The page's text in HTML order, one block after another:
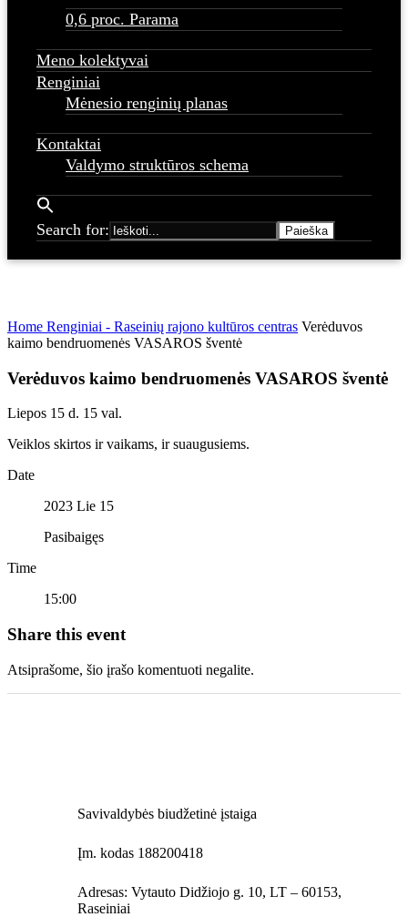
0,6 proc. Parama
Meno kolektyvai
Renginiai
Mėnesio renginių planas
Kontaktai
Valdymo struktūros schema
Search for:
Home Renginiai - Raseinių rajono kultūros centras Verėduvos
kaimo bendruomenės VASAROS šventė
Verėduvos kaimo bendruomenės VASAROS šventė
Liepos 15 d. 15 val.
Veiklos skirtos ir vaikams, ir suaugusiems.
Date
2023 Lie 15
Pasibaigęs
Time
15:00
Share this event
Atsiprašome, šio įrašo komentuoti negalite.
Savivaldybės biudžetinė įstaiga
Įm. kodas 188200418
Adresas: Vytauto Didžiojo g. 10, LT – 60153,
Raseiniai